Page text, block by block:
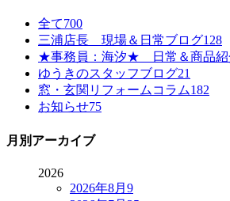
全て700
三浦店長 現場＆日常ブログ128
★事務員：海汐★ 日常＆商品
ゆうきのスタッフブログ21
窓・玄関リフォームコラム182
お知らせ75
月別アーカイブ
2026
2026年8月 9